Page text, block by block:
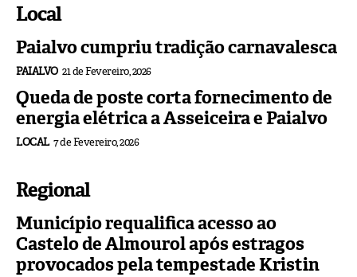
Local
Paialvo cumpriu tradição carnavalesca
PAIALVO 21 de Fevereiro, 2026
Queda de poste corta fornecimento de
energia elétrica a Asseiceira e Paialvo
LOCAL 7 de Fevereiro, 2026
Regional
Município requalifica acesso ao
Castelo de Almourol após estragos
provocados pela tempestade Kristin